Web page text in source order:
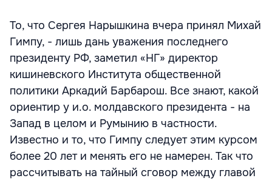
То, что Сергея Нарышкина вчера принял Михай
Гимпу, - лишь дань уважения последнего
президенту РФ, заметил «НГ» директор
кишиневского Института общественной
политики Аркадий Барбарош. Все знают, какой
ориентир у и.о. молдавского президента - на
Запад в целом и Румынию в частности.
Известно и то, что Гимпу следует этим курсом
более 20 лет и менять его не намерен. Так что
рассчитывать на тайный сговор между главой